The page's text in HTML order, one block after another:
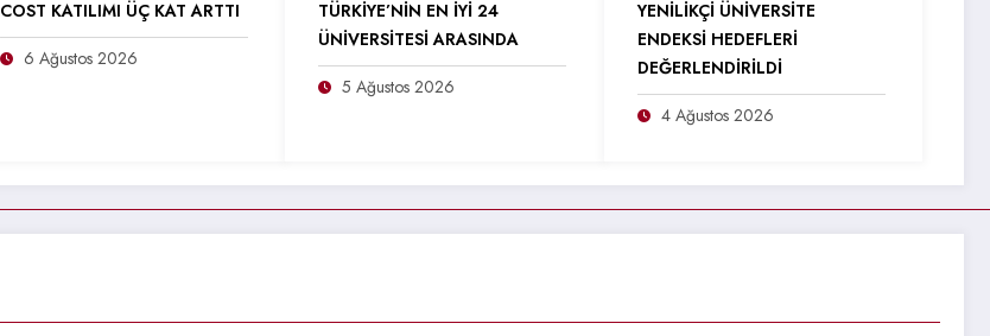
COST KATILIMI ÜÇ KAT ARTTI
6 Ağustos 2026
TÜRKİYE’NİN EN İYİ 24
ÜNİVERSİTESİ ARASINDA
5 Ağustos 2026
YENİLİKÇİ ÜNİVERSİTE
ENDEKSİ HEDEFLERİ
DEĞERLENDİRİLDİ
4 Ağustos 2026